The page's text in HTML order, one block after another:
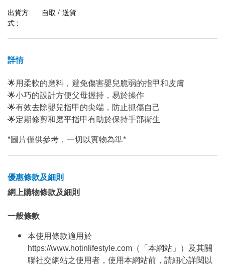
出貨方
式 :
自取 / 送貨
詳情
🌟用柔軟的磨料，避免傷害嬰兒脆弱的指甲和皮膚
🌟小巧的設計方便父母握持，易於操作
🌟有效去除嬰兒指甲的尖端，防止抓傷自己
🌟定期修剪和磨平指甲有助於保持手部衛生
*圖片僅供參考，一切以實物為準*
優惠條款及細則
網上購物條款及細則
一般條款
本使用條款適用於
https://www.hotinlifestyle.com（「本網站」）及其關
聯社交網站之使用者，使用本網站前，請細心詳閱以